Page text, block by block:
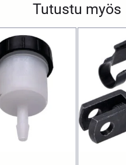
Tutustu myös